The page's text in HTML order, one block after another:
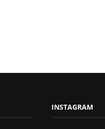
INSTAGRAM